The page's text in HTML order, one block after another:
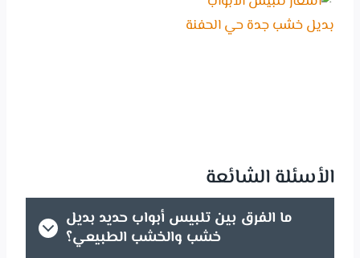
الأسئلة الشائعة
ما الفرق بين تلبيس أبواب حديد بديل
خشب والخشب الطبيعي؟